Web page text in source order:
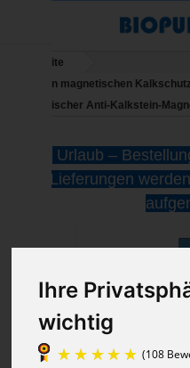
Ihre
wichtig
Startseite
Welchen magnetischen
Magnetischer Anti-Kalkstein-
Urlaub –
Lieferungen